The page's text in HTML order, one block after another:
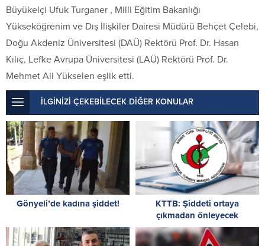
Büyükelçi Ufuk Turganer , Milli Eğitim Bakanlığı
Yükseköğrenim ve Dış İlişkiler Dairesi Müdürü Behçet Çelebi,
Doğu Akdeniz Üniversitesi (DAÜ) Rektörü Prof. Dr. Hasan
Kılıç, Lefke Avrupa Üniversitesi (LAÜ) Rektörü Prof. Dr.
Mehmet Ali Yükselen eşlik etti.
İLGİNİZİ ÇEKEBİLECEK DİĞER KONULAR
Gönyeli’de kadına şiddet!
KTTB: Şiddeti ortaya
çıkmadan önleyecek
mekanizmaları güçlendirmek
zorundayız